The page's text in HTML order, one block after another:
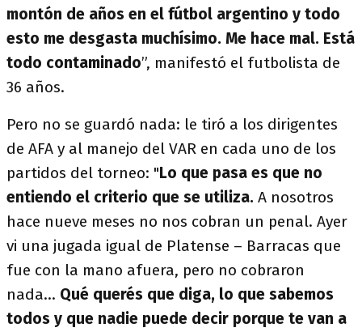
montón de años en el fútbol argentino y todo
esto me desgasta muchísimo. Me hace mal. Está
todo contaminado”, manifestó el futbolista de
36 años.
Pero no se guardó nada: le tiró a los dirigentes
de AFA y al manejo del VAR en cada uno de los
partidos del torneo: "Lo que pasa es que no
entiendo el criterio que se utiliza. A nosotros
hace nueve meses no nos cobran un penal. Ayer
vi una jugada igual de Platense – Barracas que
fue con la mano afuera, pero no cobraron
nada… Qué querés que diga, lo que sabemos
todos y que nadie puede decir porque te van a